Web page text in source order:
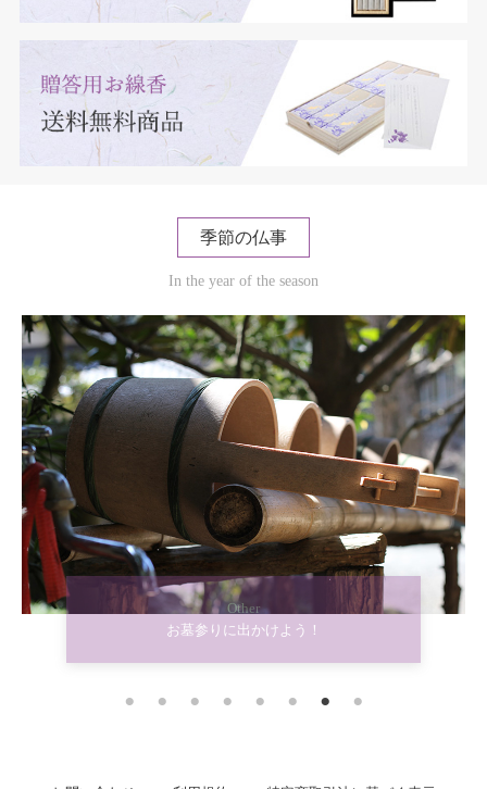
季節の仏事
In the year of the season
Other
お墓参りに出かけよう！